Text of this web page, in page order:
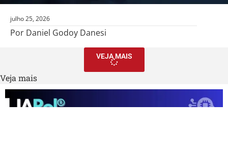
julho 25, 2026
Por Daniel Godoy Danesi
VEJA MAIS
Veja mais